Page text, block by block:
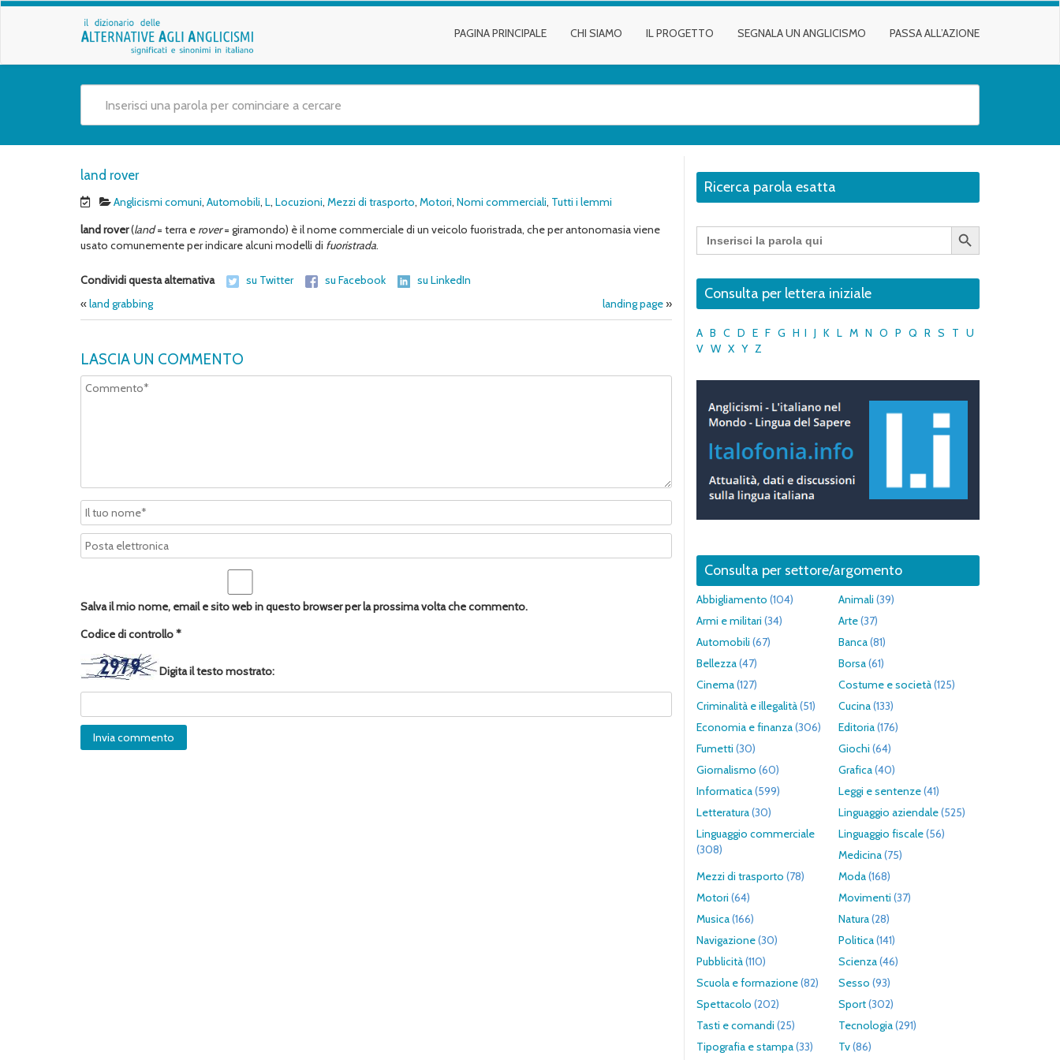
PAGINA PRINCIPALE CHI SIAMO IL PROGETTO SEGNALA UN ANGLICISMO PASSA ALL’AZIONE
land rover
Anglicismi comuni, Automobili, L, Locuzioni, Mezzi di trasporto, Motori, Nomi commerciali, Tutti i lemmi
land rover(land= terra e rover= giramondo) è il nome commerciale di un veicolo fuoristrada, che per antonomasia viene
usato comunemente per indicare alcuni modelli di fuoristrada.
Condividi questa alternativa su Twitter su Facebook
su LinkedIn
«land grabbing landing page»
LASCIA UN COMMENTO
Salva il mio nome, email e sito web in questo browser per la prossima volta che commento.
Codice di controllo*
Digita il testo mostrato:
Ricerca parola esatta
Search
for:
Search Button
Consulta per lettera iniziale
A B C D E F G H I J K L M N O P Q R S T U
V W X Y Z
Consulta per settore/argomento
Abbigliamento (104) Animali (39)
Armi e militari (34) Arte(37)
Automobili (67) Banca(81)
Bellezza(47) Borsa(61)
Cinema(127) Costume e società(125)
Criminalità e illegalità(51) Cucina(133)
Economia e finanza(306) Editoria(176)
Fumetti (30) Giochi (64)
Giornalismo (60) Grafica(40)
Informatica(599) Leggi e sentenze(41)
Letteratura(30) Linguaggio aziendale(525)
Linguaggio commerciale
(308)
Linguaggio fiscale(56)
Medicina(75)
Mezzi di trasporto (78) Moda(168)
Motori (64) Movimenti (37)
Musica(166) Natura(28)
Navigazione(30) Politica(141)
Pubblicità(110) Scienza(46)
Scuola e formazione(82) Sesso (93)
Spettacolo (202) Sport(302)
Tasti e comandi (25) Tecnologia(291)
Tipografia e stampa(33) Tv(86)